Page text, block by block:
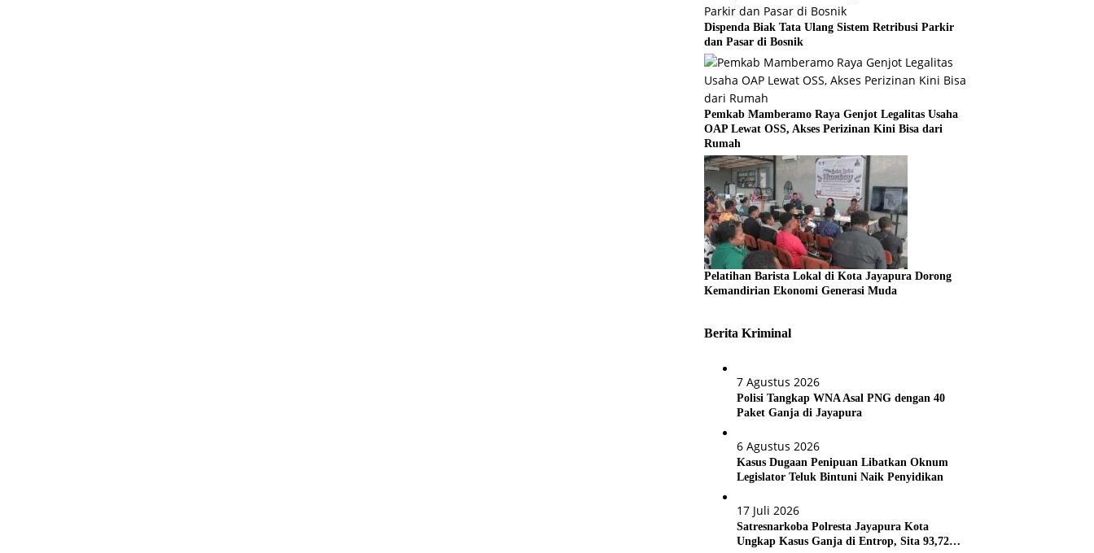
Dispenda Biak Tata Ulang Sistem Retribusi Parkir
dan Pasar di Bosnik
Pemkab Mamberamo Raya Genjot Legalitas Usaha
OAP Lewat OSS, Akses Perizinan Kini Bisa dari
Rumah
Pelatihan Barista Lokal di Kota Jayapura Dorong
Kemandirian Ekonomi Generasi Muda
Berita Kriminal
7 Agustus 2026
Polisi Tangkap WNA Asal PNG dengan 40
Paket Ganja di Jayapura
6 Agustus 2026
Kasus Dugaan Penipuan Libatkan Oknum
Legislator Teluk Bintuni Naik Penyidikan
17 Juli 2026
Satresnarkoba Polresta Jayapura Kota
Ungkap Kasus Ganja di Entrop, Sita 93,72